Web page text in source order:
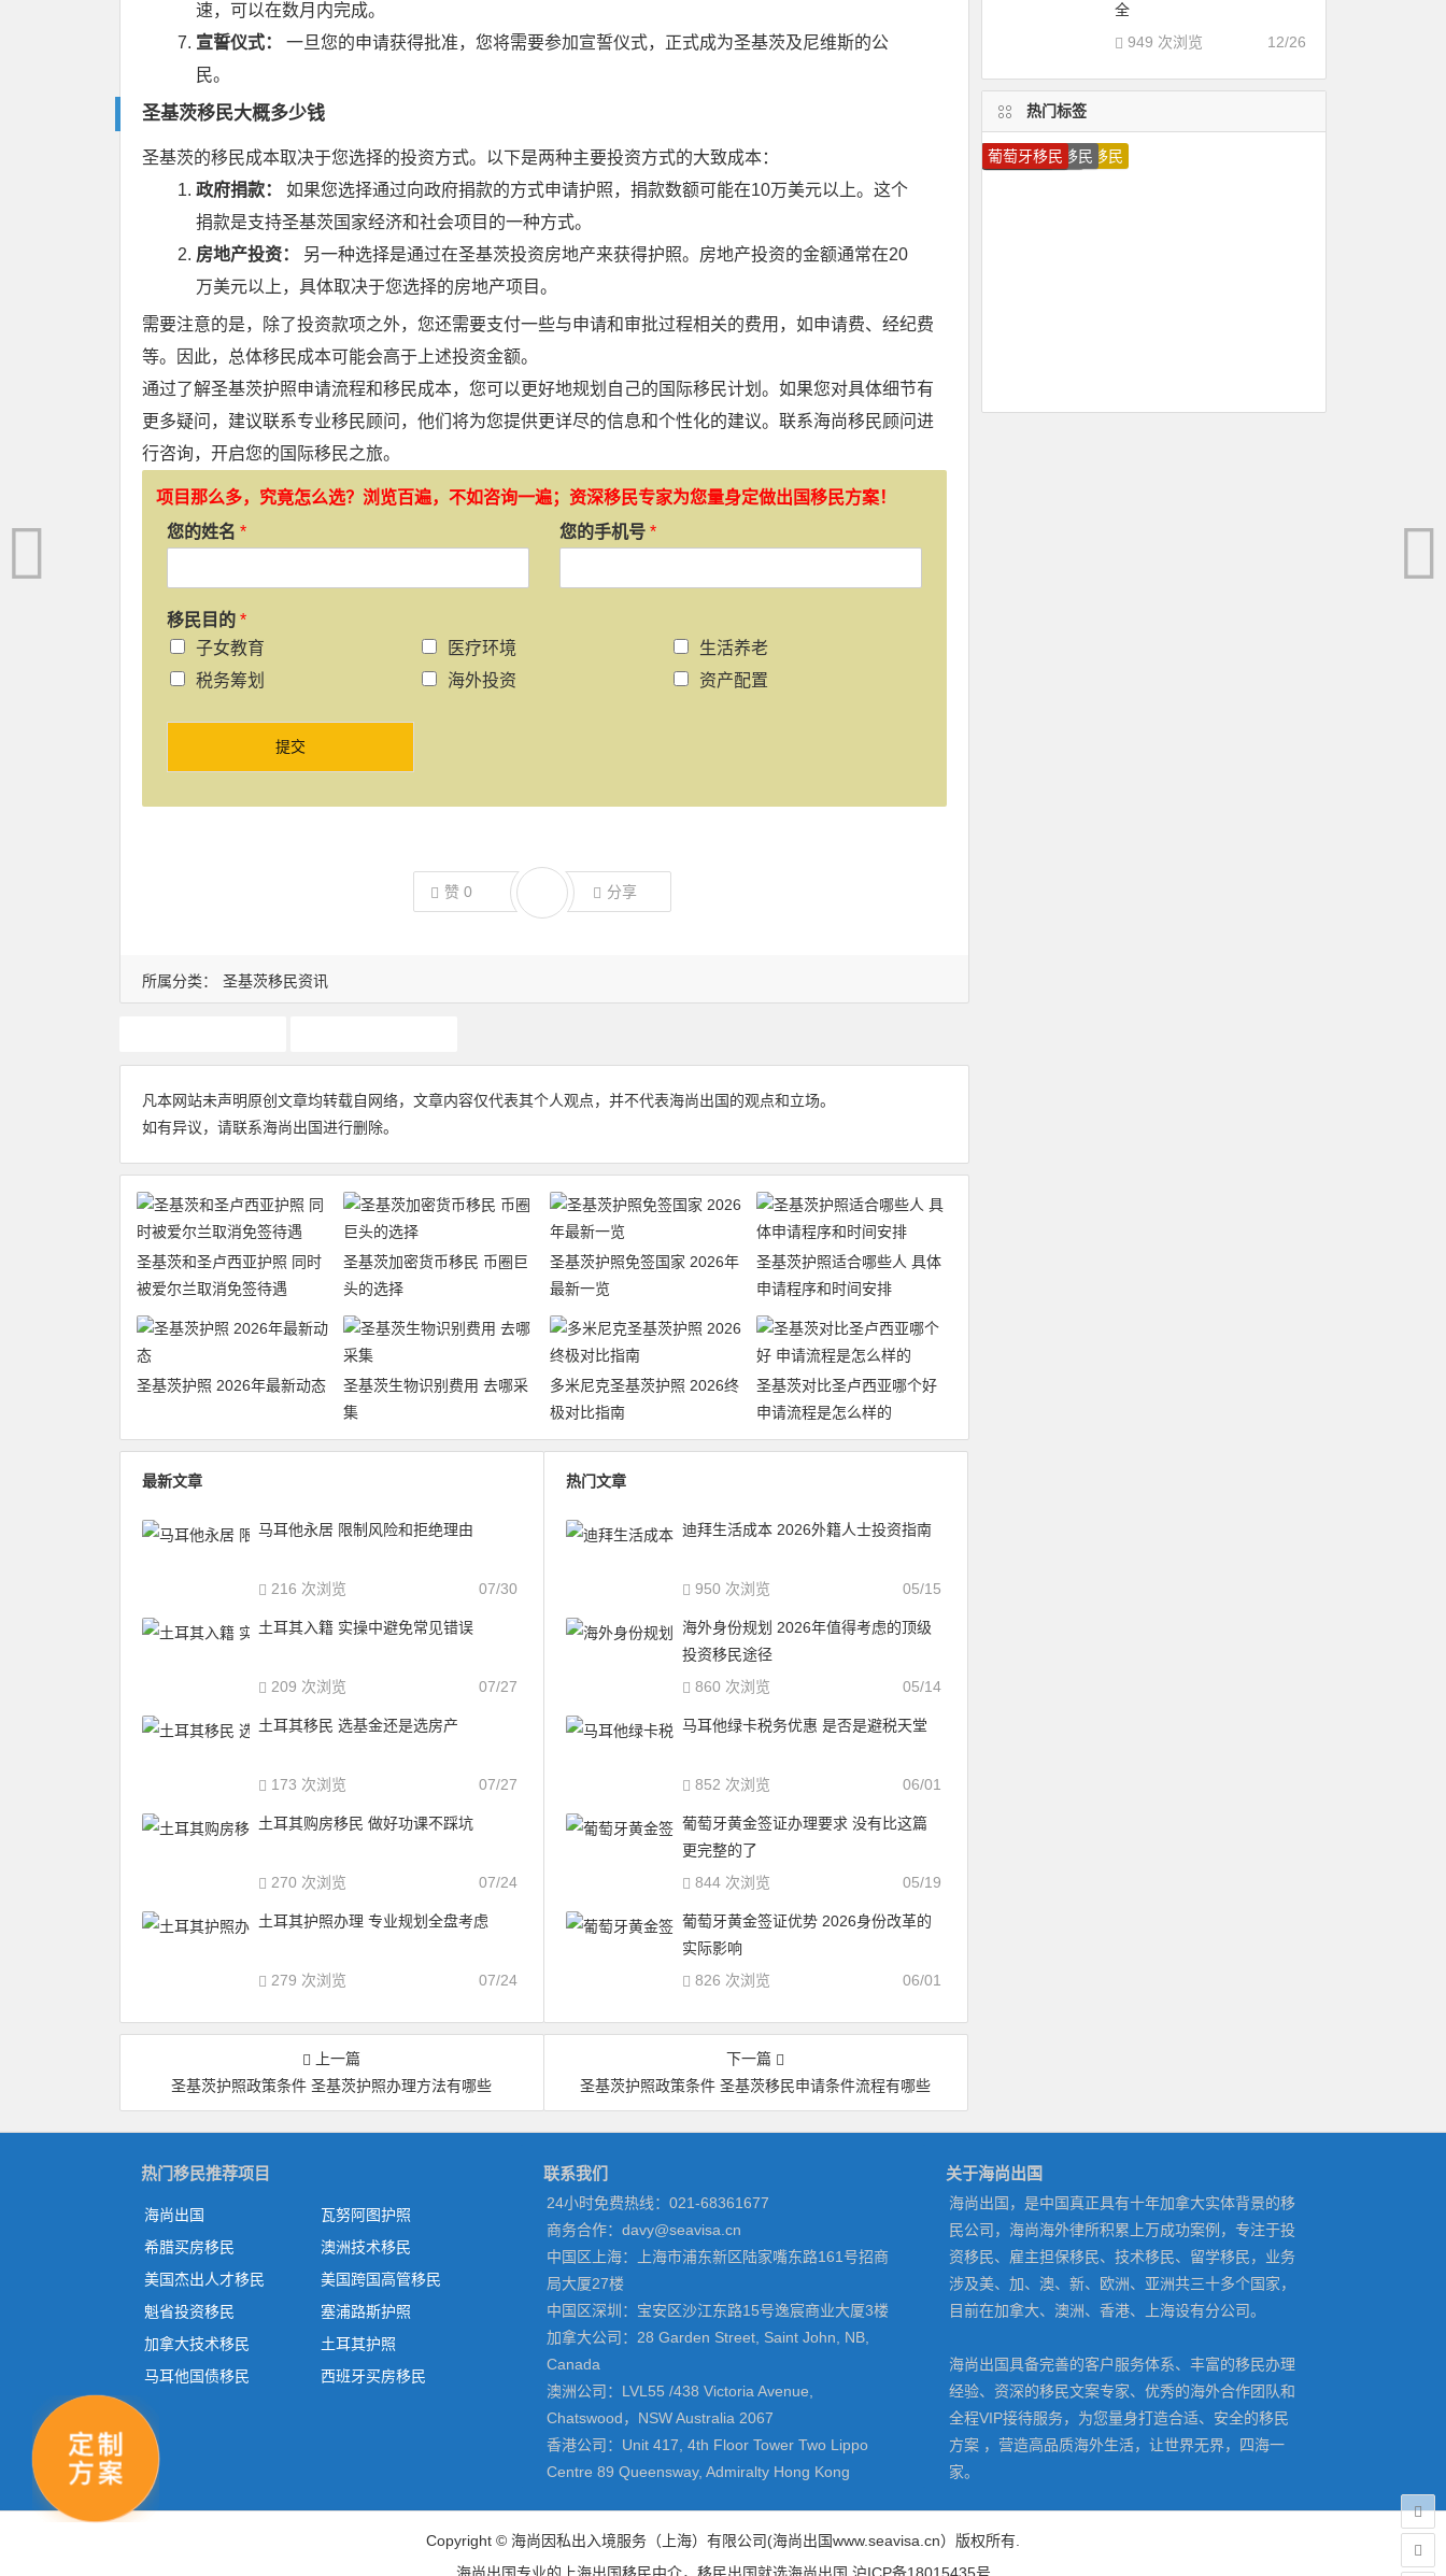
速，可以在数月内完成。
宣誓仪式：
一旦您的申请获得批准，您将需要参加宣誓仪式，正式成为圣基茨及尼维斯的公
民。
圣基茨移民大概多少钱
圣基茨的移民成本取决于您选择的投资方式。以下是两种主要投资方式的大致成本：
政府捐款：
如果您选择通过向政府捐款的方式申请护照，捐款数额可能在10万美元以上。这个
捐款是支持圣基茨国家经济和社会项目的一种方式。
房地产投资：
另一种选择是通过在圣基茨投资房地产来获得护照。房地产投资的金额通常在20
万美元以上，具体取决于您选择的房地产项目。
需要注意的是，除了投资款项之外，您还需要支付一些与申请和审批过程相关的费用，如申请费、经纪费
等。因此，总体移民成本可能会高于上述投资金额。
通过了解圣基茨护照申请流程和移民成本，您可以更好地规划自己的国际移民计划。如果您对具体细节有
更多疑问，建议联系专业移民顾问，他们将为您提供更详尽的信息和个性化的建议。联系海尚移民顾问进
行咨询，开启您的国际移民之旅。
项目那么多，究竟怎么选？浏览百遍，不如咨询一遍；资深移民专家为您量身定做出国移民方案！
您的姓名 * 您的手机号 *
移民目的 *
子女教育
医疗环境
生活养老
税务筹划
海外投资 资产配置
提交
赞0 分享
所属分类： 圣基茨移民资讯
凡本网站未声明原创文章均转载自网络，文章内容仅代表其个人观点，并不代表海尚出国的观点和立场。
如有异议，请联系海尚出国进行删除。
圣基茨和圣卢西亚护照 同时
被爱尔兰取消免签待遇
圣基茨加密货币移民 币圈巨
头的选择
圣基茨护照免签国家 2026年
最新一览
圣基茨护照适合哪些人 具体
申请程序和时间安排
圣基茨护照 2026年最新动态
圣基茨生物识别费用 去哪采
集
多米尼克圣基茨护照 2026终
极对比指南
圣基茨对比圣卢西亚哪个好
申请流程是怎么样的
最新文章
马耳他永居 限制风险和拒绝理由
07/30
216 次浏览
土耳其入籍 实操中避免常见错误
07/27
209 次浏览
土耳其移民 选基金还是选房产
07/27
173 次浏览
土耳其购房移民 做好功课不踩坑
07/24
270 次浏览
土耳其护照办理 专业规划全盘考虑
07/24
279 次浏览
热门文章
迪拜生活成本 2026外籍人士投资指南
05/15
950 次浏览
海外身份规划 2026年值得考虑的顶级
投资移民途径
05/14
860 次浏览
马耳他绿卡税务优惠 是否是避税天堂
06/01
852 次浏览
葡萄牙黄金签证办理要求 没有比这篇
更完整的了
05/19
844 次浏览
葡萄牙黄金签证优势 2026身份改革的
实际影响
06/01
826 次浏览
上一篇
圣基茨护照政策条件 圣基茨护照办理方法有哪些
下一篇
圣基茨护照政策条件 圣基茨移民申请条件流程有哪些
全
12/26
949 次浏览
热门标签
希腊投资移民
马耳他移民
希腊移民
圣基茨护照
瓦努阿图移民
瓦努阿图护照
美国移民
马耳他护照
加拿大技术移民
圣卢西亚护照
多米尼克护照
移民希腊
圣卢西亚移民
加拿大雇主担保移民
加拿大移民
移民葡萄牙
移民加拿大
圣基茨移民
葡萄牙投资移民
葡萄牙移民
热门移民推荐项目
海尚出国
希腊买房移民
美国杰出人才移民
魁省投资移民
加拿大技术移民
马耳他国债移民
瓦努阿图护照
澳洲技术移民
美国跨国高管移民
塞浦路斯护照
土耳其护照
西班牙买房移民
联系我们
24小时免费热线：021-68361677
商务合作：davy@seavisa.cn
中国区上海：上海市浦东新区陆家嘴东路161号招商
局大厦27楼
中国区深圳：宝安区沙江东路15号逸宸商业大厦3楼
加拿大公司：28 Garden Street, Saint John, NB,
Canada
澳洲公司：LVL55 /438 Victoria Avenue,
Chatswood，NSW Australia 2067
香港公司：Unit 417, 4th Floor Tower Two Lippo
Centre 89 Queensway, Admiralty Hong Kong
关于海尚出国
海尚出国，是中国真正具有十年加拿大实体背景的移
民公司，海尚海外律所积累上万成功案例，专注于投
资移民、雇主担保移民、技术移民、留学移民，业务
涉及美、加、澳、新、欧洲、亚洲共三十多个国家，
目前在加拿大、澳洲、香港、上海设有分公司。
海尚出国具备完善的客户服务体系、丰富的移民办理
经验、资深的移民文案专家、优秀的海外合作团队和
全程VIP接待服务，为您量身打造合适、安全的移民
方案 ，营造高品质海外生活，让世界无界，四海一
家。
Copyright © 海尚因私出入境服务（上海）有限公司(海尚出国www.seavisa.cn）版权所有.